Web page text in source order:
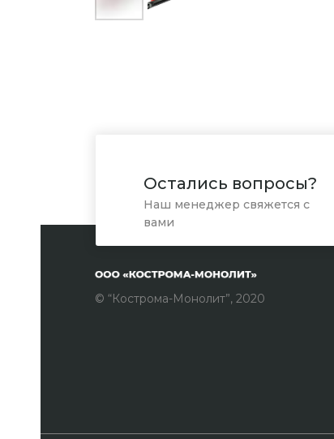
Остались вопросы?
Наш менеджер свяжется с
вами
© “Кострома-Монолит”, 2020